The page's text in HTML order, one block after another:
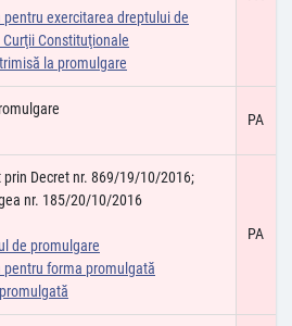
pentru exercitarea dreptului de
Curţii Constituţionale
la promulgare
PA
prin Decret nr. 869/19/10/2016;
nr. 185/20/10/2016
de promulgare
pentru forma promulgată
PA